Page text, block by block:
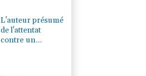
L'auteur présumé
de l'attentat
contre un